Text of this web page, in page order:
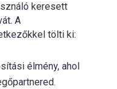
keresett
A
tölti ki:
élmény, ahol